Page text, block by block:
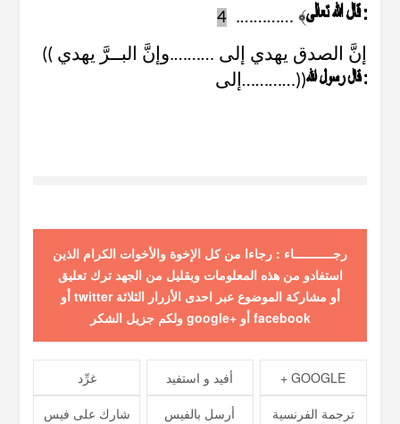
………….
4 ﴾
(( إنَّ الصدق يهدي إلى ……….وإنَّ البــرَّ يهدي
إلى…………))
رجـــــــــــاء : رجاءا من كل الإخوة والأخوات الكرام الذين
استفادو من هذه المعلومات وبقليل من الجهد ترك تعليق
أو مشاركة الموضوع عبر احدى الأزرار الثلاثة twitter أو
facebook أو +google ولكم جزيل الشكر
غرِّد أفيد و استفيد
GOOGLE +
شارك على فيس
أرسل بالفيس
ترجمة الفرنسية